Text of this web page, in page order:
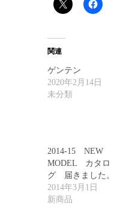
関連
ゲンテン
2020年2月14日
未分類
2014-15 NEW
MODEL カタロ
グ 届きました。
2014年3月1日
新商品